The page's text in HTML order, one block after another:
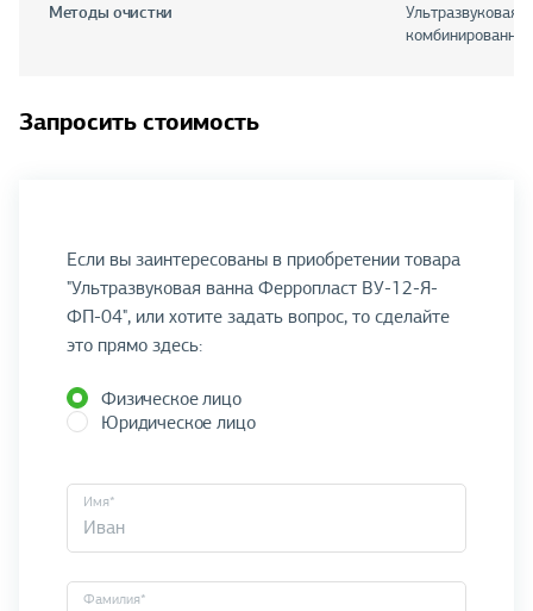
Методы очистки
Ультразвуковая,
комбинированная
Запросить стоимость
Если вы заинтересованы в приобретении товара
"Ультразвуковая ванна Ферропласт ВУ-12-Я-
ФП-04", или хотите задать вопрос, то сделайте
это прямо здесь:
Физическое лицо
Юридическое лицо
Имя*
Фамилия*